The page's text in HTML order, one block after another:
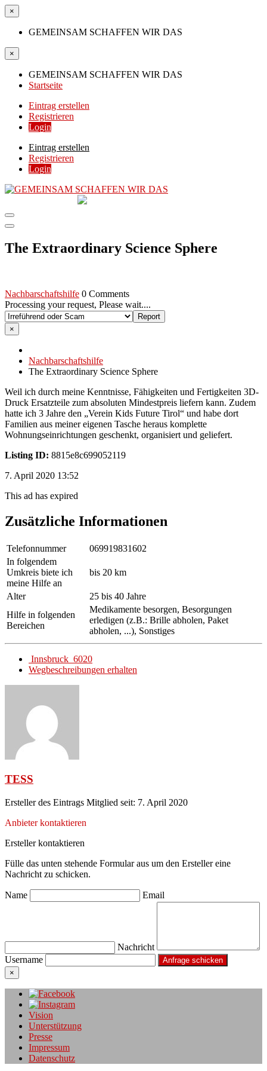
×
GEMEINSAM SCHAFFEN WIR DAS
×
GEMEINSAM SCHAFFEN WIR DAS
Startseite
Eintrag erstellen
Registrieren
Login
Eintrag erstellen
Registrieren
Login
The Extraordinary Science Sphere
Nachbarschaftshilfe 0 Comments
Processing your request, Please wait....
×
Nachbarschaftshilfe
The Extraordinary Science Sphere
Weil ich durch meine Kenntnisse, Fähigkeiten und Fertigkeiten 3D-
Druck Ersatzteile zum absoluten Mindestpreis liefern kann. Zudem
hatte ich 3 Jahre den „Verein Kids Future Tirol“ und habe dort
Familien aus meiner eigenen Tasche heraus komplette
Wohnungseinrichtungen geschenkt, organisiert und geliefert.
Listing ID: 8815e8c699052119
7. April 2020 13:52
This ad has expired
Zusätzliche Informationen
Telefonnummer
069919831602
In folgendem
Umkreis biete ich
meine Hilfe an
bis 20 km
Alter
25 bis 40 Jahre
Hilfe in folgenden
Bereichen
Medikamente besorgen, Besorgungen
erledigen (z.B.: Brille abholen, Paket
abholen, ...), Sonstiges
Innsbruck 6020
Wegbeschreibungen erhalten
TESS
Ersteller des Eintrags Mitglied seit: 7. April 2020
Anbieter kontaktieren
Ersteller kontaktieren
Fülle das unten stehende Formular aus um den Ersteller eine
Nachricht zu schicken.
Name Email
Nachricht
Username
×
Vision
Unterstützung
Presse
Impressum
Datenschutz